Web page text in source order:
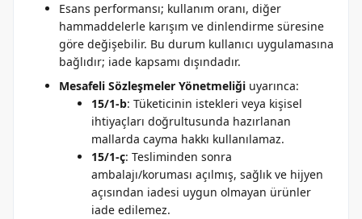
Esans performansı; kullanım oranı, diğer
hammaddelerle karışım ve dinlendirme süresine
göre değişebilir. Bu durum kullanıcı uygulamasına
bağlıdır; iade kapsamı dışındadır.
Mesafeli Sözleşmeler Yönetmeliği uyarınca:
15/1-b: Tüketicinin istekleri veya kişisel
ihtiyaçları doğrultusunda hazırlanan
mallarda cayma hakkı kullanılamaz.
15/1-ç: Tesliminden sonra
ambalajı/koruması açılmış, sağlık ve hijyen
açısından iadesi uygun olmayan ürünler
iade edilemez.